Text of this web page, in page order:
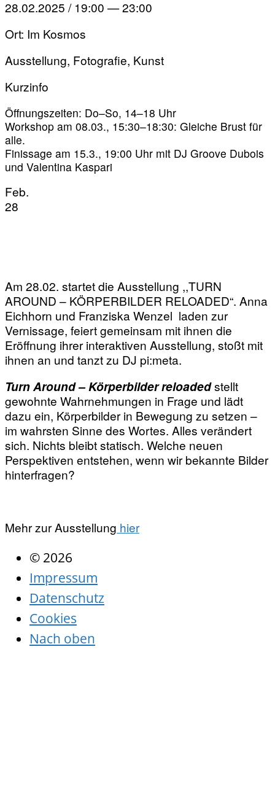
28.02.2025 / 19:00 — 23:00
Ort: Im Kosmos
Ausstellung, Fotografie, Kunst
Kurzinfo
Öffnungszeiten: Do–So, 14–18 Uhr
Workshop am 08.03., 15:30–18:30: Gleiche Brust für
alle.
Finissage am 15.3., 19:00 Uhr mit DJ Groove Dubois
und Valentina Kaspari
Feb.
28
Am 28.02. startet die Ausstellung ,,TURN
AROUND – KÖRPERBILDER RELOADED“. Anna
Eichhorn und Franziska Wenzel laden zur
Vernissage, feiert gemeinsam mit ihnen die
Eröffnung ihrer interaktiven Ausstellung, stoßt mit
ihnen an und tanzt zu DJ pi:meta.
Turn Around – Körperbilder reloadedstellt
gewohnte Wahrnehmungen in Frage und lädt
dazu ein, Körperbilder in Bewegung zu setzen –
im wahrsten Sinne des Wortes. Alles verändert
sich. Nichts bleibt statisch. Welche neuen
Perspektiven entstehen, wenn wir bekannte Bilder
hinterfragen?
Mehr zur Ausstellung hier
© 2026
Impressum
Datenschutz
Cookies
Nach oben